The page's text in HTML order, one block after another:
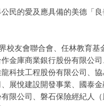
民的愛及應具備的美德「
校友會聯合會、任林教育
金庫商業銀行股份有限公
科技工程股份有限公司、
展悅建設開發事業、國泰
限公司、磐石保險經紀人